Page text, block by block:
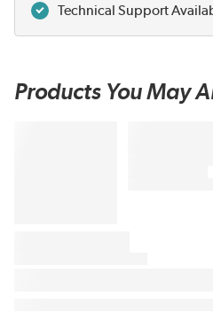
Technical Support
Products You May